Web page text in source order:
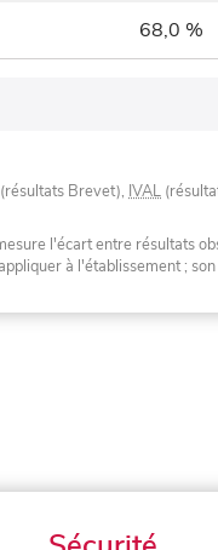
68,0 %
(résultats Brevet), IVAL
l'écart entre résultats
à l'établissement ;